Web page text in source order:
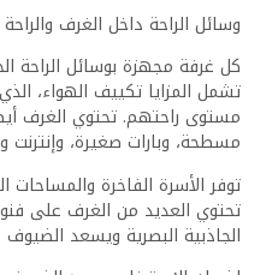
وسائل الراحة داخل الغرف والراحة
كل غرفة مجهزة بوسائل الراحة
تشمل المزايا تكييف الهواء،
مستوى راحتهم. تحتوي الغرف
مسطحة، وبارات صغيرة،
توفر الأسرة الفاخرة والمساحات
تحتوي العديد من الغرف على
الجاذبية البصرية ويسعد